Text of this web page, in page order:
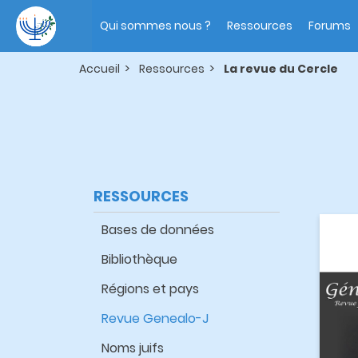
contenu
principal
navigation
Qui sommes nous ? Ressources Forums
Accueil Ressources La revue du Cercle
RESSOURCES
Bases de données
Bibliothèque
Régions et pays
Revue Genealo-J
Noms juifs